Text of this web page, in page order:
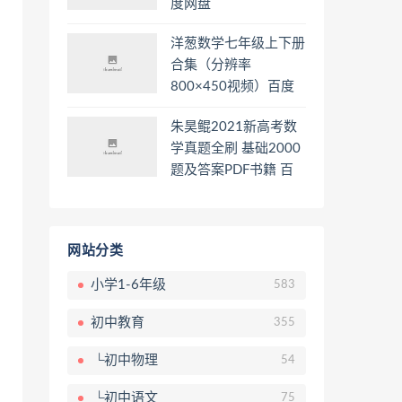
度网盘
洋葱数学七年级上下册
合集（分辨率
800×450视频）百度
朱昊鲲2021新高考数
学真题全刷 基础2000
题及答案PDF书籍 百
网站分类
小学1-6年级 583
初中教育 355
└初中物理 54
└初中语文 75